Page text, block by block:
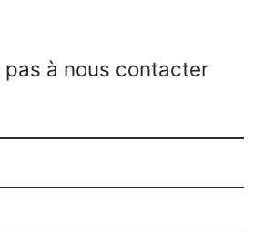
pas à nous contacter